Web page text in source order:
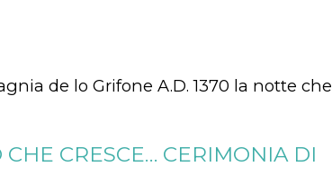
de lo Grifone A.D. 1370 la notte che
CRESCE… CERIMONIA DI